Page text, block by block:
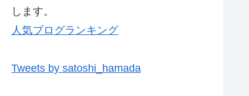
します。
人気ブログランキング
Tweets by satoshi_hamada